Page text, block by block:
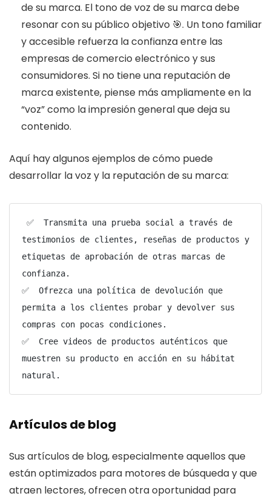
de su marca. El tono de voz de su marca debe
resonar con su público objetivo 🎯. Un tono familiar
y accesible refuerza la confianza entre las
empresas de comercio electrónico y sus
consumidores. Si no tiene una reputación de
marca existente, piense más ampliamente en la
“voz” como la impresión general que deja su
contenido.
Aquí hay algunos ejemplos de cómo puede
desarrollar la voz y la reputación de su marca:
testimonios de clientes, reseñas de productos y
etiquetas de aprobación de otras marcas de
confianza.
✅  Ofrezca una política de devolución que
permita a los clientes probar y devolver sus
compras con pocas condiciones.
✅  Cree videos de productos auténticos que
muestren su producto en acción en su hábitat
Artículos de blog
Sus artículos de blog, especialmente aquellos que
están optimizados para motores de búsqueda y que
atraen lectores, ofrecen otra oportunidad para